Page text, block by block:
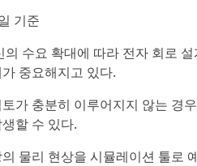
기준
수요 확대에 따라 전자 회로
중요해지고 있다.
가 충분히 이루어지지 않는 경
할 수 있다.
물리 현상을 시뮬레이션 툴로